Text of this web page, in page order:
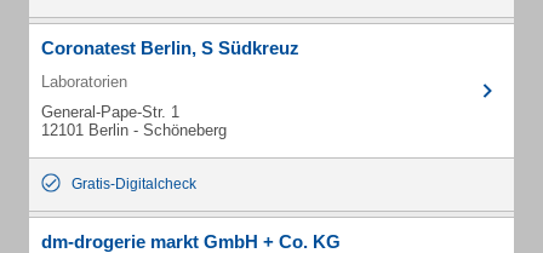
Coronatest Berlin, S Südkreuz
Laboratorien
General-Pape-Str. 1
12101 Berlin - Schöneberg
Gratis-Digitalcheck
dm-drogerie markt GmbH + Co. KG